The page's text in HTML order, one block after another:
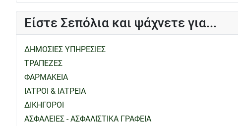
Είστε Σεπόλια και ψάχνετε για...
ΔΗΜΟΣΙΕΣ ΥΠΗΡΕΣΙΕΣ
ΤΡΑΠΕΖΕΣ
ΦΑΡΜΑΚΕΙΑ
ΙΑΤΡΟΙ & ΙΑΤΡΕΙΑ
ΔΙΚΗΓΟΡΟΙ
ΑΣΦΑΛΕΙΕΣ - ΑΣΦΑΛΙΣΤΙΚΑ ΓΡΑΦΕΙΑ